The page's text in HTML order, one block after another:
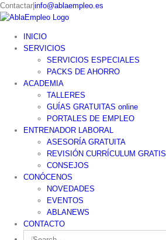
Skip
to
Contactar info@ablaempleo.es
INICIO
SERVICIOS
SERVICIOS ESPECIALES
PACKS DE AHORRO
ACADEMIA
TALLERES
GUÍAS GRATUITAS online
PORTALES DE EMPLEO
ENTRENADOR LABORAL
ASESORÍA GRATUITA
REVISIÓN CURRÍCULUM GRATIS
CONSEJOS
CONÓCENOS
NOVEDADES
EVENTOS
ABLANEWS
CONTACTO
Search